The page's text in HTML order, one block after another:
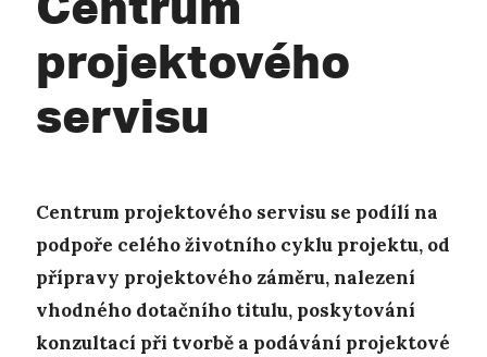
projektového
servisu
Centrum projektového servisu se podílí na
podpoře celého životního cyklu projektu, od
přípravy projektového záměru, nalezení
vhodného dotačního titulu, poskytování
konzultací při tvorbě a podávání projektové